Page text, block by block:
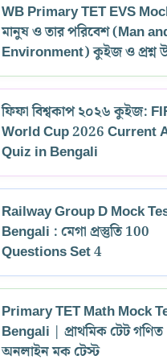
WB Primary TET EVS
মানুষ ও তার পরিবেশ (Man
Environment) কুইজ ও প্রশ্ন
ফিফা বিশ্বকাপ ২০২৬ কুইজ:
World Cup 2026 Current
Quiz in Bengali
Railway Group D Mock
Bengali : মেগা প্রস্তুতি 100
Questions Set 4
Primary TET Math Mock
Bengali | প্রাথমিক টেট গণিত
অনলাইন মক টেস্ট